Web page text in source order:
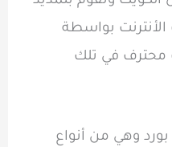
الأنترنت بواسطة
محترف في تلك
وهي من أنواع